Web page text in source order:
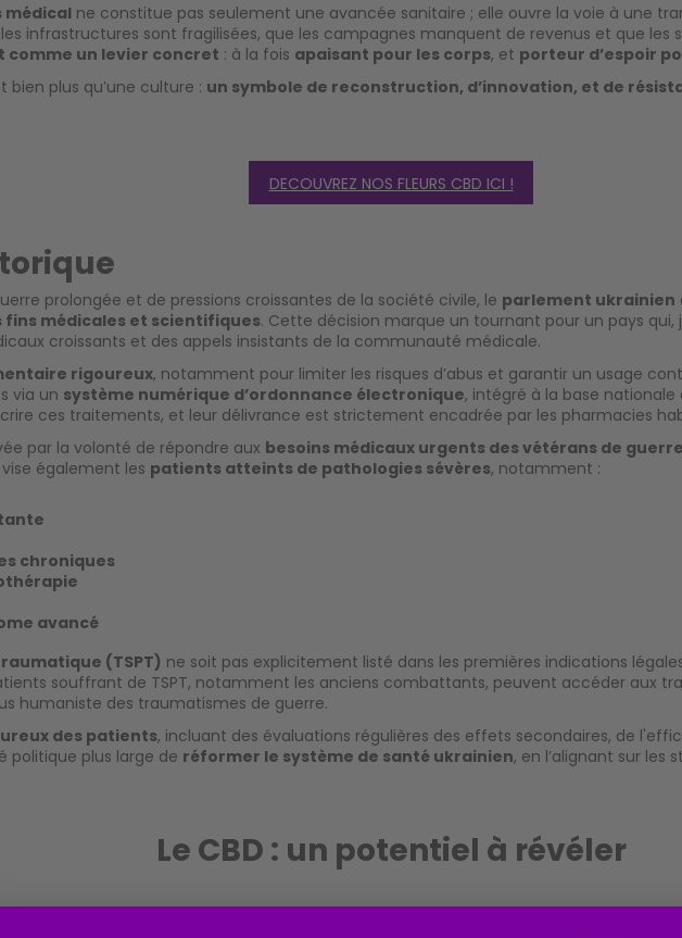
médicalne constitue pas seulement une avancée sanitaire ; elle ouvre la voie à une
infrastructures sont fragilisées, que les campagnes manquent de revenus et que les
comme un levier concret : à la fois apaisant pour les corps, et porteur d’espoir
plus qu’une culture : un symbole de reconstruction, d’innovation, et de
DECOUVREZ NOS FLEURS CBD ICI !
prolongée et de pressions croissantes de la société civile, le parlement ukrainien
fins médicales et scientifiques. Cette décision marque un tournant pour un pays
croissants et des appels insistants de la communauté médicale.
rigoureux, notamment pour limiter les risques d’abus et garantir un usage
via un système numérique d’ordonnance électronique, intégré à la base
ces traitements, et leur délivrance est strictement encadrée par les pharmacies
par la volonté de répondre aux besoins médicaux urgents des vétérans de guerre
vise également les patients atteints de pathologies sévères, notamment :
chroniques
avancé
(TSPT) ne soit pas explicitement listé dans les premières indications
souffrant de TSPT, notamment les anciens combattants, peuvent accéder aux
humaniste des traumatismes de guerre.
des patients, incluant des évaluations régulières des effets secondaires, de
politique plus large de réformer le système de santé ukrainien, en l’alignant sur les
Le CBD : un potentiel à révéler
encore peu développé en Ukraine. La confusion avec le THC persiste dans l’opinion